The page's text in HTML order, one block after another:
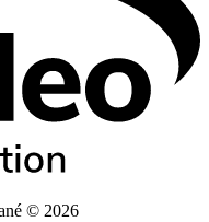
© 2026